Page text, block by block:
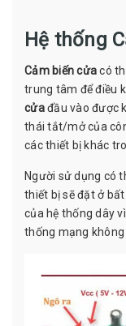
Hệ thống
Cảm biến cửacó
trung tâm để điều
cửađầu vào được
thái tắt/mở của
các thiết bị khác
Người sử dụng có
thiết bị sẽ đặt ở
của hệ thống dây
thống mạng